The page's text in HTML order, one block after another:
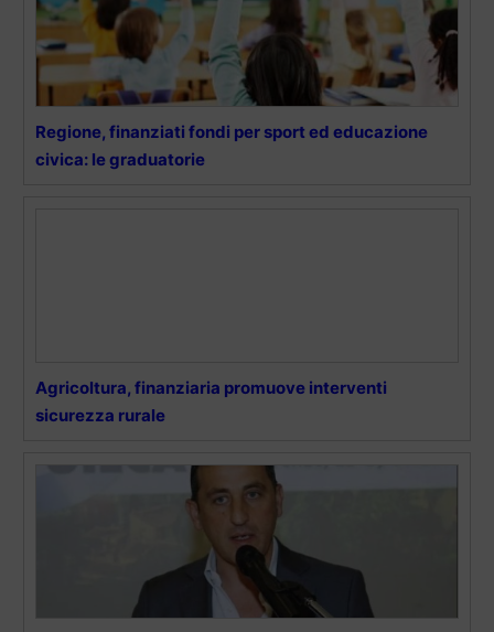
Regione, finanziati fondi per sport ed educazione
civica: le graduatorie
Agricoltura, finanziaria promuove interventi
sicurezza rurale